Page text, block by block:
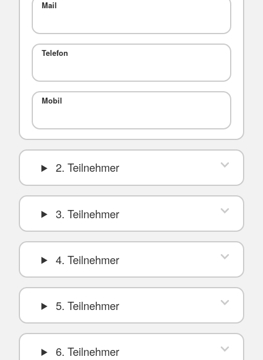
Mail
Telefon
Mobil
2. Teilnehmer
3. Teilnehmer
4. Teilnehmer
5. Teilnehmer
6. Teilnehmer